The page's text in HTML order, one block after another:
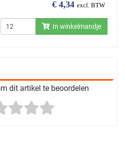
€ 4,34 excl. BTW
In winkelmandje
dit artikel te beoordelen